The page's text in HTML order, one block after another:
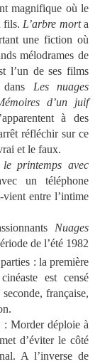
magnifique où le
fils. L’arbre morta
une fiction où
mélodrames de
l’un de ses films
Les nuages
d’un juif
à des
réfléchir sur ce
et le faux.
printemps avec
un téléphone
entre l’intime
Nuages
de l’été 1982
: la première
est censé
française,
: Morder déploie à
d’éviter le côté
A l’inverse de